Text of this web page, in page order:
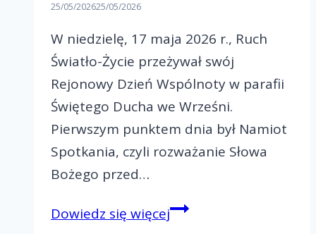
25/05/202625/05/2026
W niedzielę, 17 maja 2026 r., Ruch
Światło-Życie przeżywał swój
Rejonowy Dzień Wspólnoty w parafii
Świętego Ducha we Wrześni.
Pierwszym punktem dnia był Namiot
Spotkania, czyli rozważanie Słowa
Bożego przed…
Dowiedz się więcejPaschalny